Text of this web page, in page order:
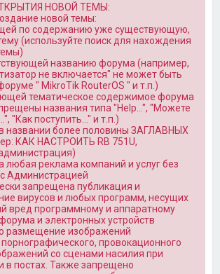
НОВОЙ ТЕМЫ:
новой темы:
по содержанию уже существующую,
(используйте поиск для нахождения
названию форума (например,
не включается" не может быть
" MikroTik RouterOS " и т.п.)
тематическое содержимое форума
названия типа "Help…", "Можете
"Как поступить…" и т.п.)
названии более половины ЗАГЛАВНЫХ
КАК НАСТРОИТЬ RB 751U,
любая реклама компаний и услуг без
Администрацией
запрещена публикация и
вирусов и любых программ, несущих
вред программному и аппаратному
и электронных устройств
размещение изображений
порнографического, провокационного
со сценами насилия при
в постах. Также запрещено